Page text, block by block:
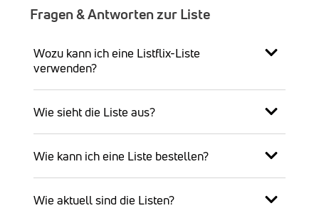
Fragen & Antworten zur Liste
Wozu kann ich eine Listflix-Liste
verwenden?
Wie sieht die Liste aus?
Wie kann ich eine Liste bestellen?
Wie aktuell sind die Listen?